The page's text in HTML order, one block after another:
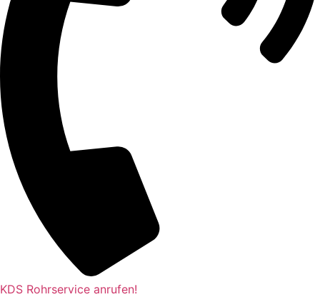
KDS Rohrservice anrufen!